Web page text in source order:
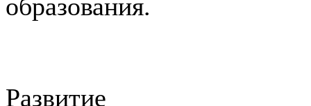
образования.
Развитие